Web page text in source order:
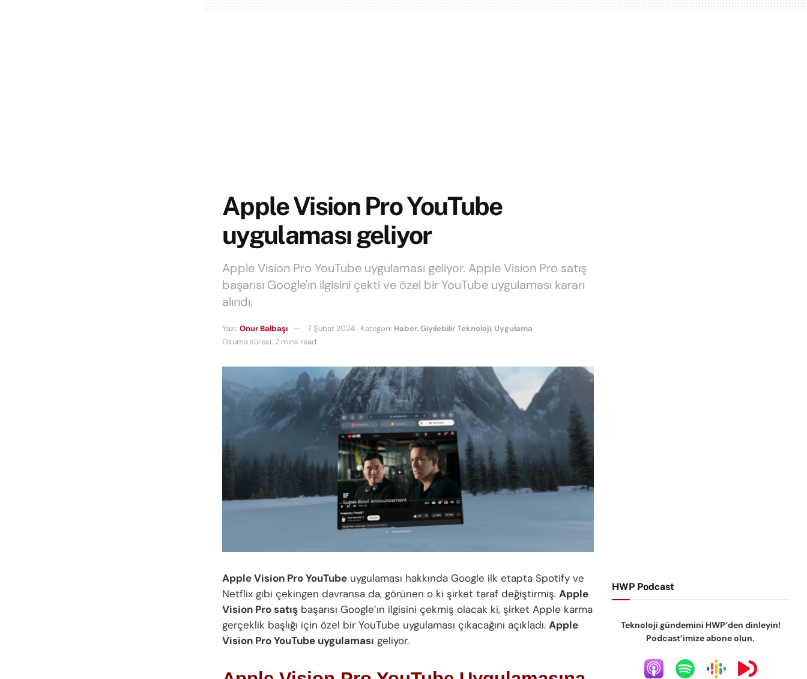
Apple Vision Pro YouTube
uygulaması geliyor
Apple Vision Pro YouTube uygulaması geliyor. Apple Vision Pro satış
başarısı Google'ın ilgisini çekti ve özel bir YouTube uygulaması kararı
alındı.
Yazı: Onur Balbaşı 7 Şubat 2024 Kategori: Haber,Giyilebilir Teknoloji, Uygulama
Okuma süresi: 2 mins read
Apple Vision Pro YouTube uygulaması hakkında Google ilk etapta Spotify ve
Netflix gibi çekingen davransa da, görünen o ki şirket taraf değiştirmiş. Apple
Vision Pro satış başarısı Google’ın ilgisini çekmiş olacak ki, şirket Apple karma
gerçeklik başlığı için özel bir YouTube uygulaması çıkacağını açıkladı. Apple
Vision Pro YouTube uygulaması geliyor.
HWP Podcast
Teknoloji gündemini HWP’den dinleyin!
Podcast’imize abone olun.